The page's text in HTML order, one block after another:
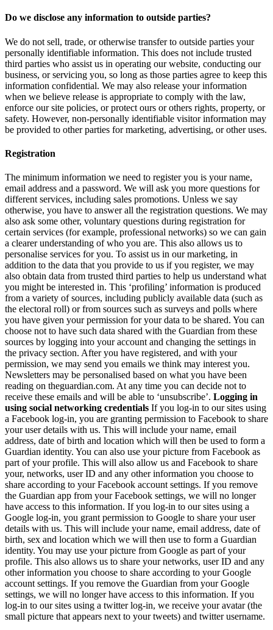
Do we disclose any information to outside parties?
We do not sell, trade, or otherwise transfer to outside parties your
personally identifiable information. This does not include trusted
third parties who assist us in operating our website, conducting our
business, or servicing you, so long as those parties agree to keep this
information confidential. We may also release your information
when we believe release is appropriate to comply with the law,
enforce our site policies, or protect ours or others rights, property, or
safety. However, non-personally identifiable visitor information may
be provided to other parties for marketing, advertising, or other uses.
Registration
The minimum information we need to register you is your name,
email address and a password. We will ask you more questions for
different services, including sales promotions. Unless we say
otherwise, you have to answer all the registration questions. We may
also ask some other, voluntary questions during registration for
certain services (for example, professional networks) so we can gain
a clearer understanding of who you are. This also allows us to
personalise services for you. To assist us in our marketing, in
addition to the data that you provide to us if you register, we may
also obtain data from trusted third parties to help us understand what
you might be interested in. This ‘profiling’ information is produced
from a variety of sources, including publicly available data (such as
the electoral roll) or from sources such as surveys and polls where
you have given your permission for your data to be shared. You can
choose not to have such data shared with the Guardian from these
sources by logging into your account and changing the settings in
the privacy section. After you have registered, and with your
permission, we may send you emails we think may interest you.
Newsletters may be personalised based on what you have been
reading on theguardian.com. At any time you can decide not to
receive these emails and will be able to ‘unsubscribe’. Logging in
using social networking credentials If you log-in to our sites using
a Facebook log-in, you are granting permission to Facebook to share
your user details with us. This will include your name, email
address, date of birth and location which will then be used to form a
Guardian identity. You can also use your picture from Facebook as
part of your profile. This will also allow us and Facebook to share
your, networks, user ID and any other information you choose to
share according to your Facebook account settings. If you remove
the Guardian app from your Facebook settings, we will no longer
have access to this information. If you log-in to our sites using a
Google log-in, you grant permission to Google to share your user
details with us. This will include your name, email address, date of
birth, sex and location which we will then use to form a Guardian
identity. You may use your picture from Google as part of your
profile. This also allows us to share your networks, user ID and any
other information you choose to share according to your Google
account settings. If you remove the Guardian from your Google
settings, we will no longer have access to this information. If you
log-in to our sites using a twitter log-in, we receive your avatar (the
small picture that appears next to your tweets) and twitter username.